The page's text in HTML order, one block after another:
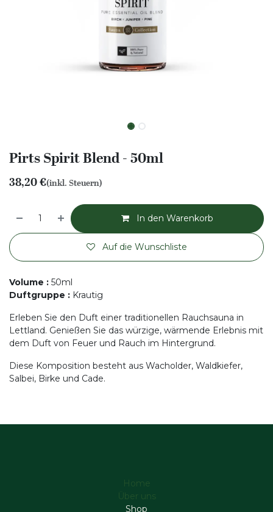
Pirts Spirit Blend - 50ml
38,20€(inkl. Steuern)
In den Warenkorb
Auf die Wunschliste
Volume : 50ml
Duftgruppe : Krautig
Erleben Sie den Duft einer traditionellen Rauchsauna in
Lettland. Genießen Sie das würzige, wärmende Erlebnis mit
dem Duft von Feuer und Rauch im Hintergrund.
Diese Komposition besteht aus Wacholder, Waldkiefer,
Salbei, Birke und Cade.
Home
Über uns
Shop